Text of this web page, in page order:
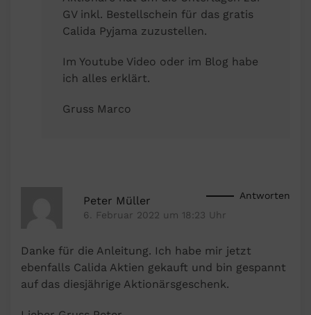
GV inkl. Bestellschein für das gratis
Calida Pyjama zuzustellen.
Im Youtube Video oder im Blog habe
ich alles erklärt.
Gruss Marco
Peter Müller
6. Februar 2022 um 18:23 Uhr
Antworten
Danke für die Anleitung. Ich habe mir jetzt
ebenfalls Calida Aktien gekauft und bin gespannt
auf das diesjährige Aktionärsgeschenk.